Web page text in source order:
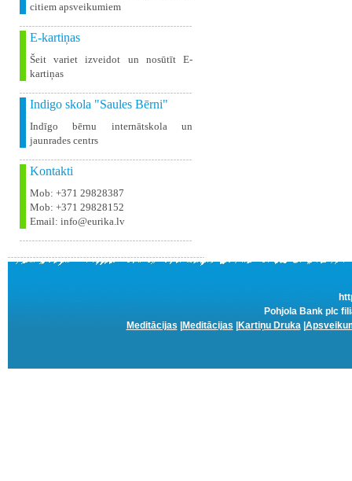
citiem apsveikumiem
E-kartiņas
Šeit variet izveidot un nosūtīt E-
kartiņas
Indigo skola "Saules Bērni"
Indīgo bērnu internātskola un
jaunrades centrs
Kontakti
Mob: +371 29828387
Mob: +371 29828152
Email: info@eurika.lv
Pohjola Bank plc
Meditācijas
Meditācijas Kartiņu Druka|